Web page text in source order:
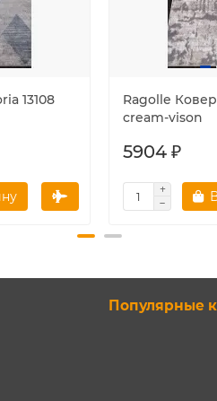
13108
Ragolle
cream-vison
5904 ₽
Популярные